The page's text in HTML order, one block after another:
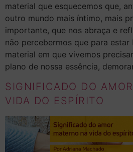
material que esquecemos que,
outro mundo mais íntimo, mais
importante, que nos abraça e
não percebermos que para estar
material em que vivemos
plano de nossa essência,
SIGNIFICADO DO
VIDA DO ESPÍRITO